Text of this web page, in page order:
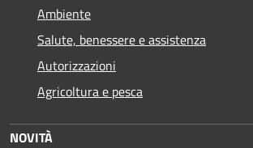
Ambiente
Salute, benessere e assistenza
Autorizzazioni
Agricoltura e pesca
NOVITÀ